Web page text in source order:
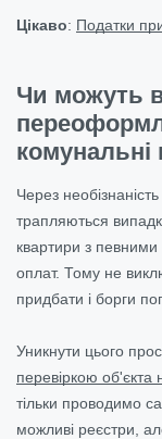
Цікаво: Податки
Чи можуть
комунальні
Через
трапляються
квартири з
оплат. Тому не
придбати і борги
Уникнути цього
перевіркою об'єкта
тільки проводимо
можливі реєстри,